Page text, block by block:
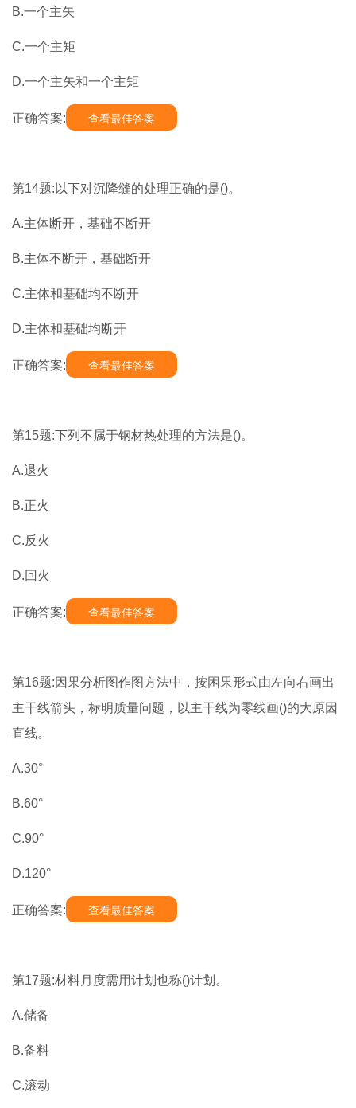
B.一个主矢
C.一个主矩
D.一个主矢和一个主矩
正确答案: 查看最佳答案
第14题:以下对沉降缝的处理正确的是()。
A.主体断开，基础不断开
B.主体不断开，基础断开
C.主体和基础均不断开
D.主体和基础均断开
正确答案: 查看最佳答案
第15题:下列不属于钢材热处理的方法是()。
A.退火
B.正火
C.反火
D.回火
正确答案: 查看最佳答案
第16题:因果分析图作图方法中，按困果形式由左向右画出
主干线箭头，标明质量问题，以主干线为零线画()的大原因
直线。
A.30°
B.60°
C.90°
D.120°
正确答案: 查看最佳答案
第17题:材料月度需用计划也称()计划。
A.储备
B.备料
C.滚动